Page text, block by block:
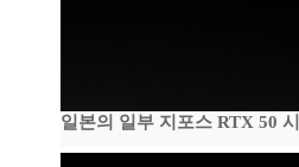
일본의 일부 지포스 RTX 50